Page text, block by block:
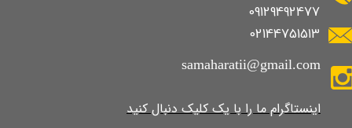
09129492477
02144751513
samaharatii@gmail.com
​​​​​​​​​اینستاگرام ما را با یک کلیک دنبال کنید